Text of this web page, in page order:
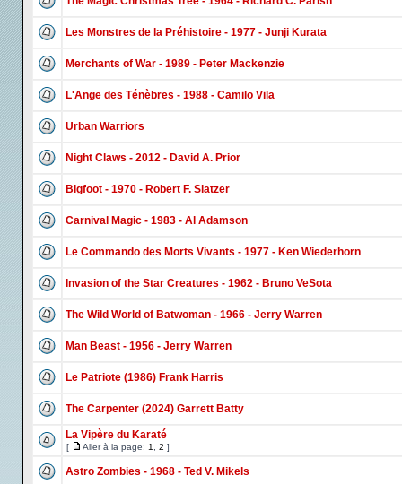
Les Monstres de la Préhistoire - 1977 - Junji Kurata
Merchants of War - 1989 - Peter Mackenzie
L'Ange des Ténèbres - 1988 - Camilo Vila
Urban Warriors
Night Claws - 2012 - David A. Prior
Bigfoot - 1970 - Robert F. Slatzer
Carnival Magic - 1983 - Al Adamson
Le Commando des Morts Vivants - 1977 - Ken Wiederhorn
Invasion of the Star Creatures - 1962 - Bruno VeSota
The Wild World of Batwoman - 1966 - Jerry Warren
Man Beast - 1956 - Jerry Warren
Le Patriote (1986) Frank Harris
The Carpenter (2024) Garrett Batty
La Vipère du Karaté
[ Aller à la page: 1 2 ]
Astro Zombies - 1968 - Ted V. Mikels